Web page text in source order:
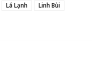
Lá Lạnh
Linh Bùi